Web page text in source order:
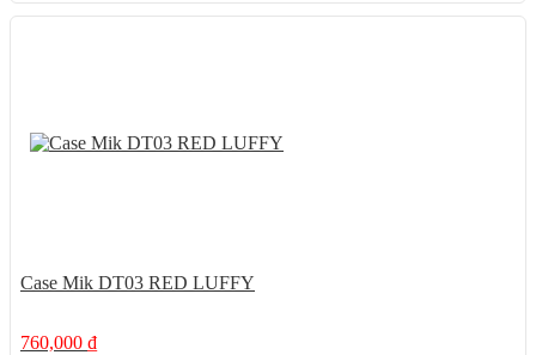
Case Mik DT03 RED LUFFY
760,000 ₫